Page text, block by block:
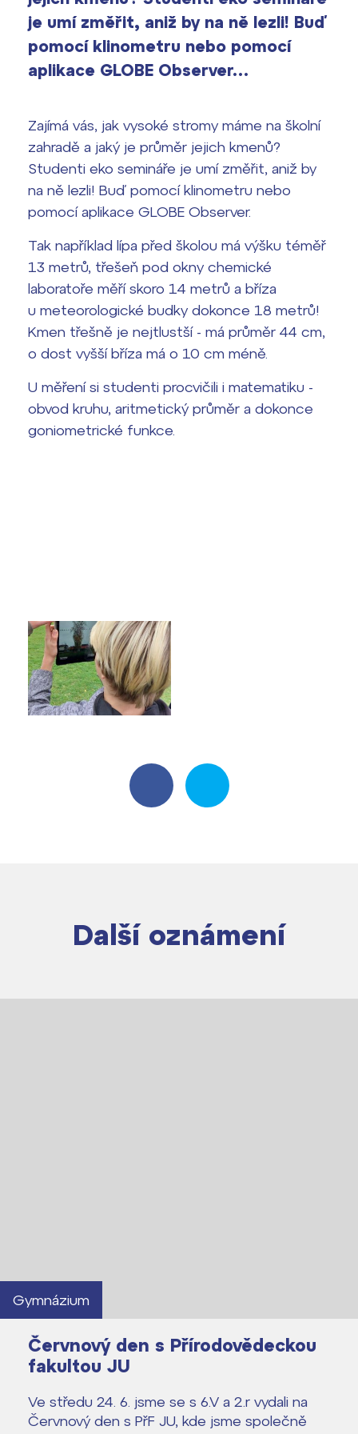
Výsledky 1. kola přijímacího řízení
2026/2027
Europass
FOCUSing
Zahraniční stipendia
ČAG studentský
Maturitní témata
Pomoc! Mám problém!
Harmonogram školního roku
Termíny maturit
vyhledávání
Bakaláři
Office 365
je umí změřit, aniž by na ně lezli! Buď
pomocí klinometru nebo pomocí
aplikace GLOBE Observer…
Zajímá vás, jak vysoké stromy máme na školní
zahradě a jaký je průměr jejich kmenů?
Studenti eko semináře je umí změřit, aniž by
na ně lezli! Buď pomocí klinometru nebo
pomocí aplikace GLOBE Observer.
Tak například lípa před školou má výšku téměř
13 metrů, třešeň pod okny chemické
laboratoře měří skoro 14 metrů a bříza
u meteorologické budky dokonce 18 metrů!
Kmen třešně je nejtlustší - má průměr 44 cm,
o dost vyšší bříza má o 10 cm méně.
U měření si studenti procvičili i matematiku -
obvod kruhu, aritmetický průměr a dokonce
goniometrické funkce.
Další oznámení
Gymnázium
Červnový den s Přírodovědeckou
fakultou JU
Ve středu 24. 6. jsme se s 6.V a 2.r vydali na
Červnový den s PřF JU, kde jsme společně